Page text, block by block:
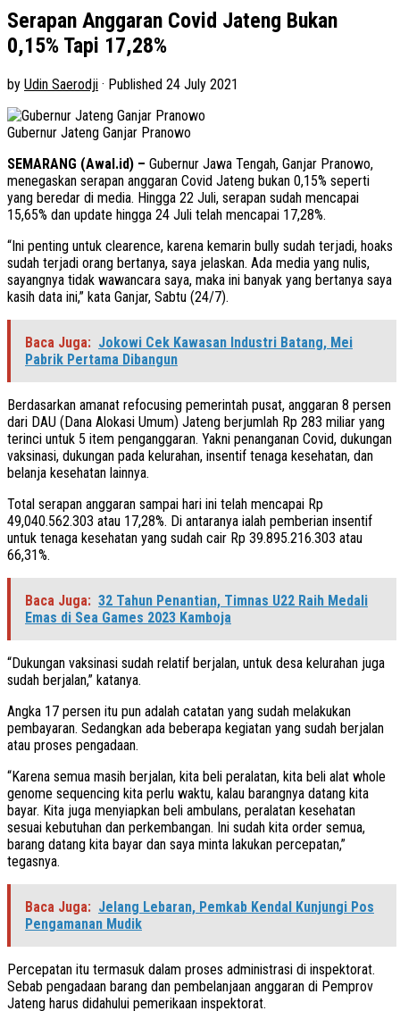
Serapan Anggaran Covid Jateng Bukan
0,15% Tapi 17,28%
by Udin Saerodji · Published 24 July 2021
Gubernur Jateng Ganjar Pranowo
SEMARANG (Awal.id) – Gubernur Jawa Tengah, Ganjar Pranowo,
menegaskan serapan anggaran Covid Jateng bukan 0,15% seperti
yang beredar di media. Hingga 22 Juli, serapan sudah mencapai
15,65% dan update hingga 24 Juli telah mencapai 17,28%.
“Ini penting untuk clearence, karena kemarin bully sudah terjadi, hoaks
sudah terjadi orang bertanya, saya jelaskan. Ada media yang nulis,
sayangnya tidak wawancara saya, maka ini banyak yang bertanya saya
kasih data ini,” kata Ganjar, Sabtu (24/7).
Baca Juga: Jokowi Cek Kawasan Industri Batang, Mei
Pabrik Pertama Dibangun
Berdasarkan amanat refocusing pemerintah pusat, anggaran 8 persen
dari DAU (Dana Alokasi Umum) Jateng berjumlah Rp 283 miliar yang
terinci untuk 5 item penganggaran. Yakni penanganan Covid, dukungan
vaksinasi, dukungan pada kelurahan, insentif tenaga kesehatan, dan
belanja kesehatan lainnya.
Total serapan anggaran sampai hari ini telah mencapai Rp
49,040.562.303 atau 17,28%. Di antaranya ialah pemberian insentif
untuk tenaga kesehatan yang sudah cair Rp 39.895.216.303 atau
66,31%.
Baca Juga: 32 Tahun Penantian, Timnas U22 Raih Medali
Emas di Sea Games 2023 Kamboja
“Dukungan vaksinasi sudah relatif berjalan, untuk desa kelurahan juga
sudah berjalan,” katanya.
Angka 17 persen itu pun adalah catatan yang sudah melakukan
pembayaran. Sedangkan ada beberapa kegiatan yang sudah berjalan
atau proses pengadaan.
“Karena semua masih berjalan, kita beli peralatan, kita beli alat whole
genome sequencing kita perlu waktu, kalau barangnya datang kita
bayar. Kita juga menyiapkan beli ambulans, peralatan kesehatan
sesuai kebutuhan dan perkembangan. Ini sudah kita order semua,
barang datang kita bayar dan saya minta lakukan percepatan,”
tegasnya.
Baca Juga: Jelang Lebaran, Pemkab Kendal Kunjungi Pos
Pengamanan Mudik
Percepatan itu termasuk dalam proses administrasi di inspektorat.
Sebab pengadaan barang dan pembelanjaan anggaran di Pemprov
Jateng harus didahului pemerikaan inspektorat.